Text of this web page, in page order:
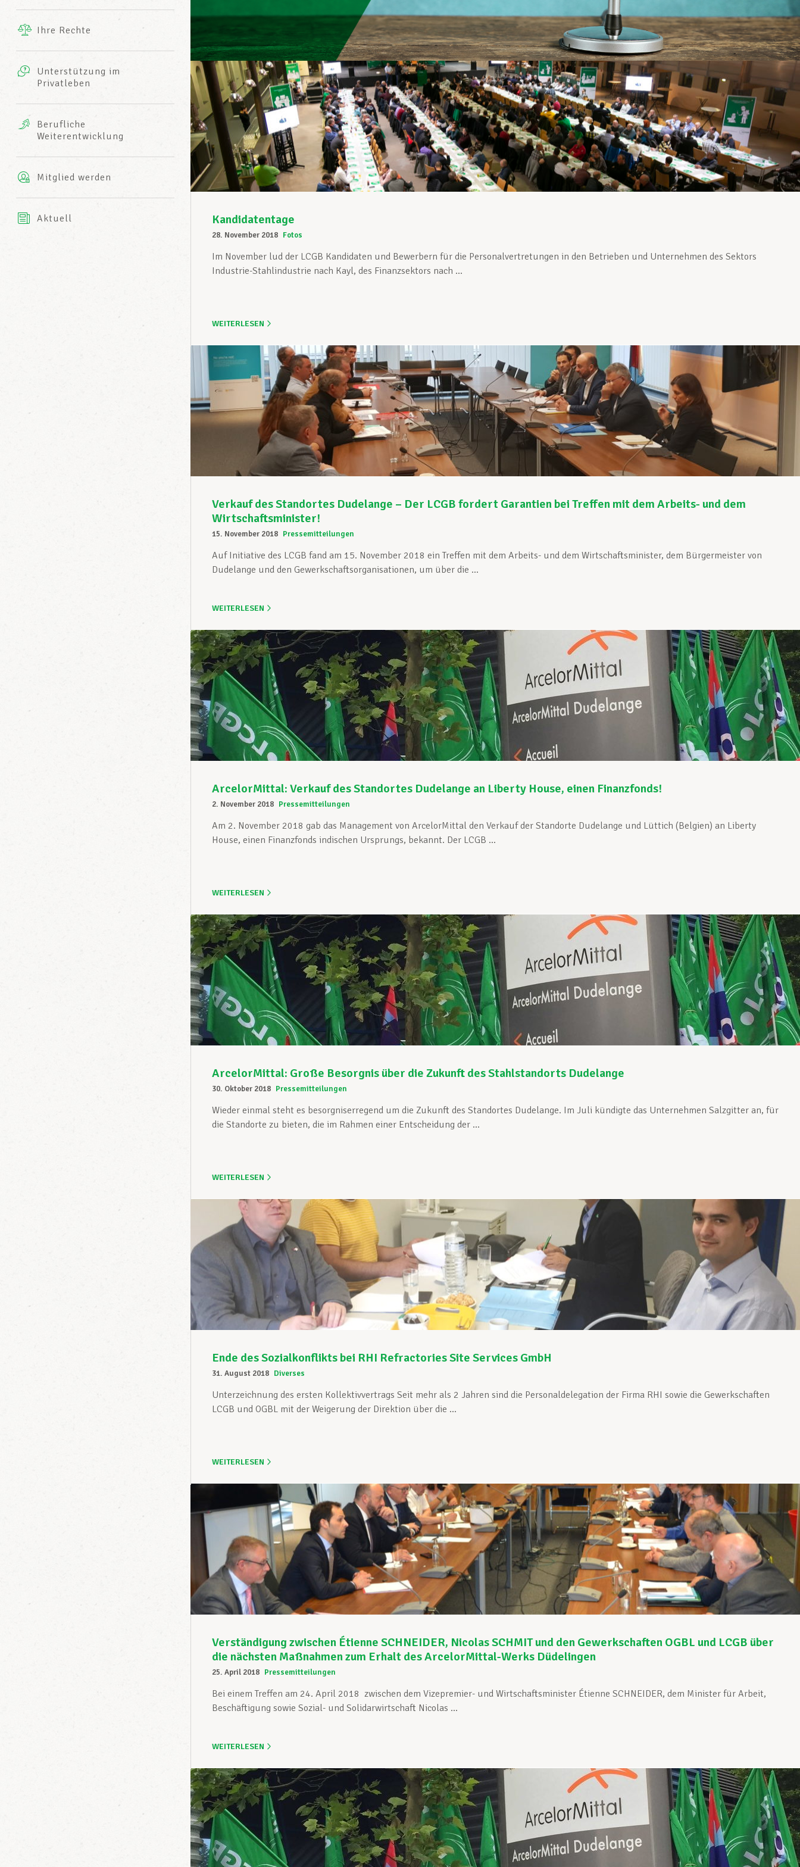
INFO-CENTER
des LCGBs
Ihre Rechte
Unterstützung im
Privatleben
Leistungen
Mutuelle
AXA
Berufliche
Weiterentwicklung
Mitglied werden
Aktuell Kandidatentage
28. November 2018 Fotos
Im November lud der LCGB Kandidaten und Bewerbern für die Personalvertretungen in den Betrieben und Unternehmen des Sektors
Industrie-Stahlindustrie nach Kayl, des Finanzsektors nach ...
WEITERLESEN
Verkauf des Standortes Dudelange – Der LCGB fordert Garantien bei Treffen mit dem Arbeits- und dem
Wirtschaftsminister!
15. November 2018 Pressemitteilungen
Auf Initiative des LCGB fand am 15. November 2018 ein Treffen mit dem Arbeits- und dem Wirtschaftsminister, dem Bürgermeister von
Dudelange und den Gewerkschaftsorganisationen, um über die ...
WEITERLESEN
ArcelorMittal: Verkauf des Standortes Dudelange an Liberty House, einen Finanzfonds!
2. November 2018 Pressemitteilungen
Am 2. November 2018 gab das Management von ArcelorMittal den Verkauf der Standorte Dudelange und Lüttich (Belgien) an Liberty
House, einen Finanzfonds indischen Ursprungs, bekannt. Der LCGB ...
WEITERLESEN
ArcelorMittal: Große Besorgnis über die Zukunft des Stahlstandorts Dudelange
30. Oktober 2018 Pressemitteilungen
Wieder einmal steht es besorgniserregend um die Zukunft des Standortes Dudelange. Im Juli kündigte das Unternehmen Salzgitter an, für
die Standorte zu bieten, die im Rahmen einer Entscheidung der ...
WEITERLESEN
Ende des Sozialkonflikts bei RHI Refractories Site Services GmbH
31. August 2018 Diverses
Unterzeichnung des ersten Kollektivvertrags Seit mehr als 2 Jahren sind die Personaldelegation der Firma RHI sowie die Gewerkschaften
LCGB und OGBL mit der Weigerung der Direktion über die ...
WEITERLESEN
Verständigung zwischen Étienne SCHNEIDER, Nicolas SCHMIT und den Gewerkschaften OGBL und LCGB über
die nächsten Maßnahmen zum Erhalt des ArcelorMittal-Werks Düdelingen
25. April 2018 Pressemitteilungen
Bei einem Treffen am 24. April 2018 zwischen dem Vizepremier- und Wirtschaftsminister Étienne SCHNEIDER, dem Minister für Arbeit,
Beschäftigung sowie Sozial- und Solidarwirtschaft Nicolas ...
WEITERLESEN